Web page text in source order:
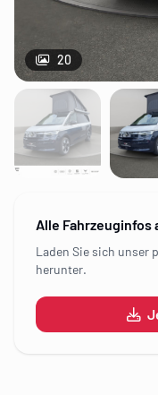
20
Alle Fahrzeuginfos
Laden Sie sich unser
herunter.